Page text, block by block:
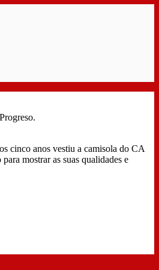
cinco anos vestiu a camisola do CA
mostrar as suas qualidades e